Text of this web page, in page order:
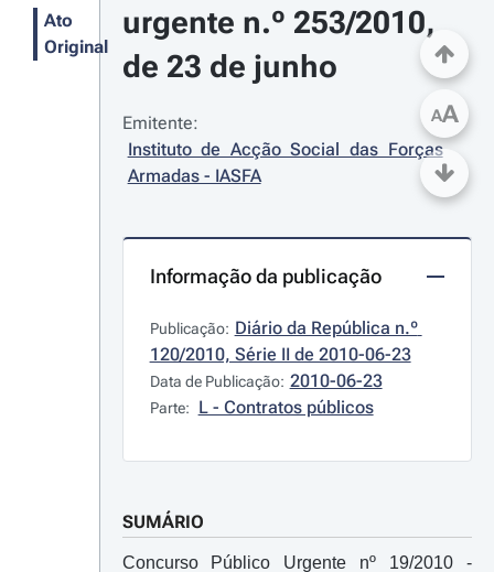
Ato
Original
urgente n.º 253/2010,
de 23 de junho
Emitente:
Instituto de Acção Social das Forças
Armadas - IASFA
Informação da publicação
Publicação: Diário da República n.º
120/2010, Série II de 2010-06-23
Data de Publicação: 2010-06-23
Parte: L - Contratos públicos
SUMÁRIO
Concurso Público Urgente nº 19/2010 -
AA